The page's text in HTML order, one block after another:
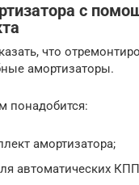
с
что
амортизаторы.
понадобится:
амортизатора;
автоматических